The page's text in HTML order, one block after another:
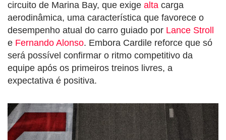
circuito de Marina Bay, que exige alta carga
aerodinâmica, uma característica que favorece o
desempenho atual do carro guiado por Lance Stroll
e Fernando Alonso. Embora Cardile reforce que só
será possível confirmar o ritmo competitivo da
equipe após os primeiros treinos livres, a
expectativa é positiva.